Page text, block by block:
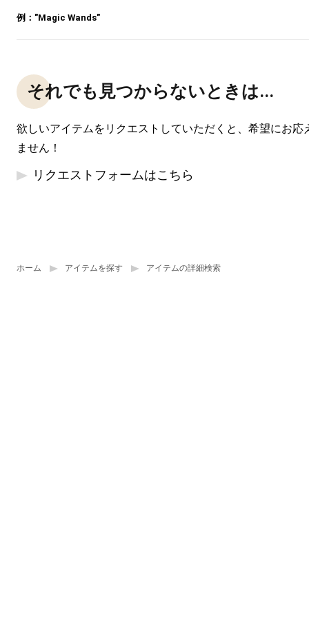
ホーム アイテムを探す アイテムの詳細検索
例："Magic Wands"
それでも見つからないときは...
欲しいアイテムをリクエストしていただくと、希望にお応
ません！
リクエストフォームはこちら